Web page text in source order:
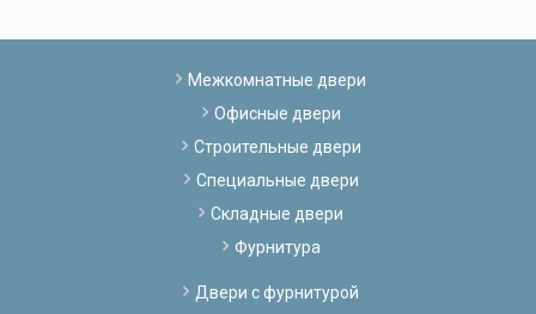
Межкомнатные двери
Офисные двери
Строительные двери
Специальные двери
Складные двери
Фурнитура
Двери с фурнитурой